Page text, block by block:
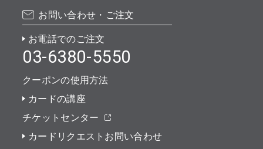
お問い合わせ・ご注文
お電話でのご注文
03-6380-5550
クーポンの使用方法
カードの講座
チケットセンター
カードリクエストお問い合わせ